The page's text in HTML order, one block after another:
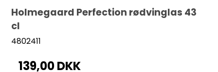
Holmegaard Perfection rødvinglas 43
cl
4802411
139,00 DKK